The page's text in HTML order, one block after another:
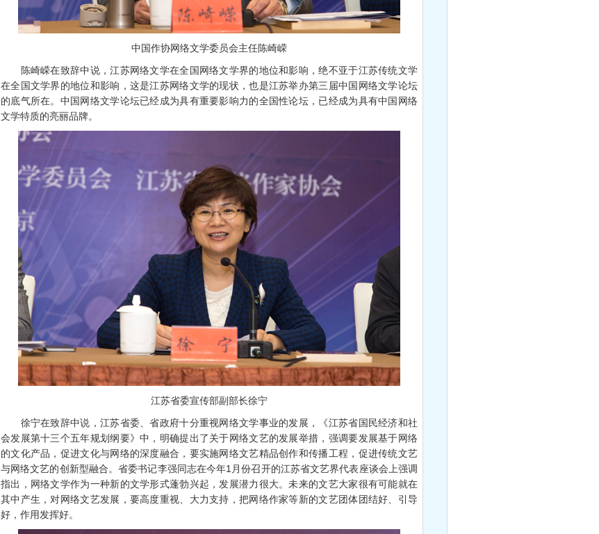
中国作协网络文学委员会主任陈崎嵘
陈崎嵘在致辞中说，江苏网络文学在全国网络文学界的地位和影响，绝不亚于江苏传统文学
在全国文学界的地位和影响，这是江苏网络文学的现状，也是江苏举办第三届中国网络文学论坛
的底气所在。中国网络文学论坛已经成为具有重要影响力的全国性论坛，已经成为具有中国网络
文学特质的亮丽品牌。
江苏省委宣传部副部长徐宁
徐宁在致辞中说，江苏省委、省政府十分重视网络文学事业的发展，《江苏省国民经济和社
会发展第十三个五年规划纲要》中，明确提出了关于网络文艺的发展举措，强调要发展基于网络
的文化产品，促进文化与网络的深度融合，要实施网络文艺精品创作和传播工程，促进传统文艺
与网络文艺的创新型融合。省委书记李强同志在今年1月份召开的江苏省文艺界代表座谈会上强调
指出，网络文学作为一种新的文学形式蓬勃兴起，发展潜力很大。未来的文艺大家很有可能就在
其中产生，对网络文艺发展，要高度重视、大力支持，把网络作家等新的文艺团体团结好、引导
好，作用发挥好。